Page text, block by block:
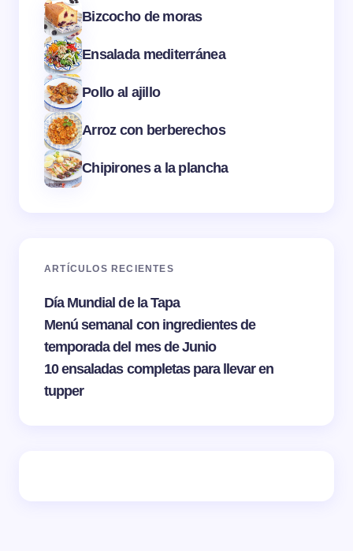
Bizcocho de moras
Ensalada mediterránea
Pollo al ajillo
Arroz con berberechos
Chipirones a la plancha
ARTÍCULOS RECIENTES
Día Mundial de la Tapa
Menú semanal con ingredientes de
temporada del mes de Junio
10 ensaladas completas para llevar en
tupper